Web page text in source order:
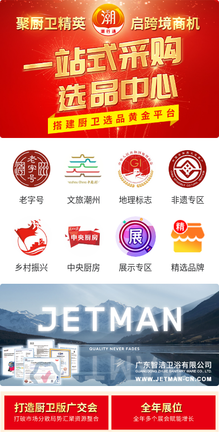
老字号 文旅潮州 地理标志 非遗专区
乡村振兴 中央厨房 展示专区 精选品牌